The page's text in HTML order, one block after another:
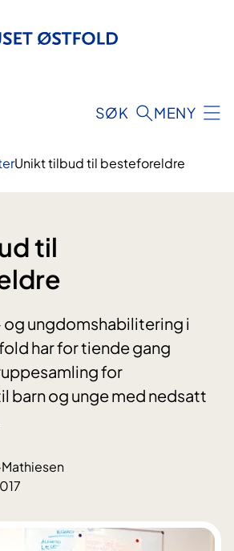
SØK MENY
Unikt tilbud til besteforeldre
til
og ungdomshabilitering i
har for tiende gang
for
barn og unge med nedsatt